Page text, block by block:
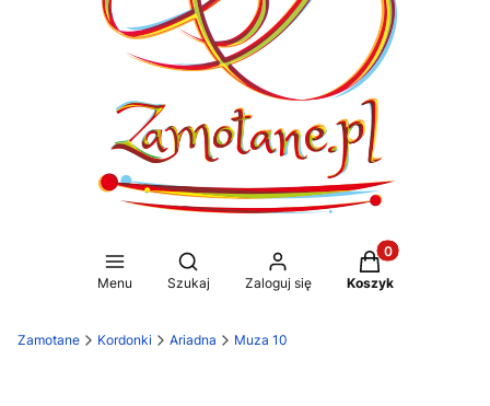
Menu
Otwórz wyszukiwarkę
Szukaj Zaloguj się
Produkty w
Koszyk
Zamotane Kordonki Ariadna Muza 10